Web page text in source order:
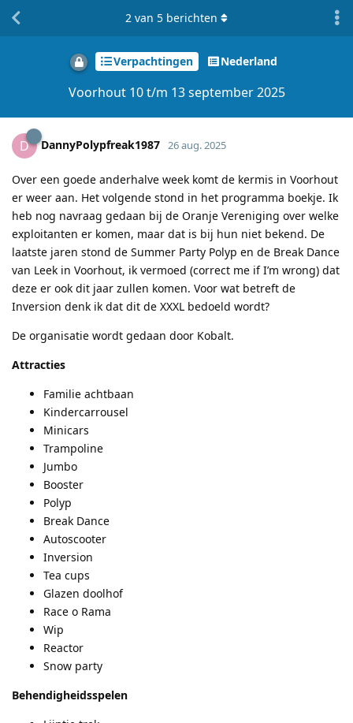
Verpachtingen Nederland
Voorhout 10 t/m 13 september 2025
2 van 5 berichten
D DannyPolypfreak1987 26 aug. 2025
Over een goede anderhalve week komt de kermis in Voorhout
er weer aan. Het volgende stond in het programma boekje. Ik
heb nog navraag gedaan bij de Oranje Vereniging over welke
exploitanten er komen, maar dat is bij hun niet bekend. De
laatste jaren stond de Summer Party Polyp en de Break Dance
van Leek in Voorhout, ik vermoed (correct me if I’m wrong) dat
deze er ook dit jaar zullen komen. Voor wat betreft de
Inversion denk ik dat dit de XXXL bedoeld wordt?
De organisatie wordt gedaan door Kobalt.
Attracties
Familie achtbaan
Kindercarrousel
Minicars
Trampoline
Jumbo
Booster
Polyp
Break Dance
Autoscooter
Inversion
Tea cups
Glazen doolhof
Race o Rama
Wip
Reactor
Snow party
Behendigheidsspelen